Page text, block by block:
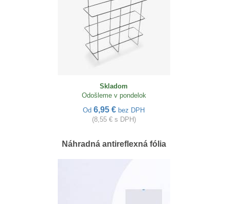
Skladom
Odošleme v pondelok
Od 6,95 € bez DPH
(8,55 € s DPH)
Náhradná antireflexná fólia